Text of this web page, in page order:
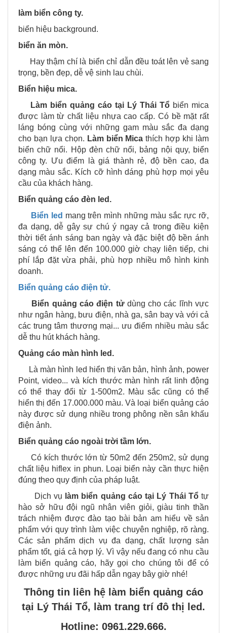
làm biển công ty.
biển hiệu background.
biển ăn mòn.
Hay thậm chí là biển chỉ dẫn đều toát lên vẻ sang
trọng, bền đẹp, dễ vệ sinh lau chùi.
Biển hiệu mica.
Làm biển quảng cáo tại Lý Thái Tổ biển mica
được làm từ chất liệu nhựa cao cấp. Có bề mặt rất
láng bóng cùng với những gam màu sắc đa dạng
cho bạn lựa chọn. Làm biển Mica thích hợp khi làm
biển chữ nổi. Hộp đèn chữ nổi, bảng nội quy, biển
công ty. Ưu điểm là giá thành rẻ, độ bền cao, đa
dạng màu sắc. Kích cỡ hình dáng phù hợp mọi yêu
cầu của khách hàng.
Biển quảng cáo đèn led.
Biển led mang trên mình những màu sắc rực rỡ,
đa dạng, dễ gây sự chú ý ngay cả trong điều kiện
thời tiết ánh sáng ban ngày và đặc biệt độ bền ánh
sáng có thể lên đến 100.000 giờ chạy liên tiếp, chi
phí lắp đặt vừa phải, phù hợp nhiều mô hình kinh
doanh.
Biển quảng cáo điện tử.
Biển quảng cáo điện tửdùng cho các lĩnh vực
như ngân hàng, bưu điện, nhà ga, sân bay và với cả
các trung tâm thương mại... ưu điểm nhiều màu sắc
dễ thu hút khách hàng.
Quảng cáo màn hình led.
Là màn hình led hiển thị văn bản, hình ảnh, power
Point, video... và kích thước màn hình rất linh động
có thể thay đổi từ 1-500m2. Màu sắc cũng có thể
hiển thị đến 17.000.000 màu. Và loại biển quảng cáo
này được sử dụng nhiều trong phông nền sân khấu
điện ảnh.
Biển quảng cáo ngoài trời tầm lớn.
Có kích thước lớn từ 50m2 đến 250m2, sử dụng
chất liệu hiflex in phun. Loại biển này cần thực hiện
đúng theo quy định của pháp luật.
Dịch vụ làm biển quảng cáo tại Lý Thái Tổtự
hào sở hữu đội ngũ nhân viên giỏi, giàu tinh thần
trách nhiệm được đào tạo bài bản am hiểu về sản
phẩm với quy trình làm việc chuyên nghiệp, rõ ràng.
Các sản phẩm dịch vụ đa dạng, chất lượng sản
phẩm tốt, giá cả hợp lý. Vì vậy nếu đang có nhu cầu
làm biển quảng cáo, hãy gọi cho chúng tôi để có
được những ưu đãi hấp dẫn ngay bây giờ nhé!
Thông tin liên hệ làm biển quảng cáo
tại Lý Thái Tổ, làm trang trí đô thị led.
Hotline: 0961.229.666.